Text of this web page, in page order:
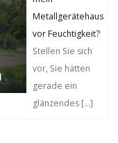
Metallgerätehaus
vor Feuchtigkeit?
Stellen Sie sich
vor, Sie hätten
gerade ein
glänzendes […]